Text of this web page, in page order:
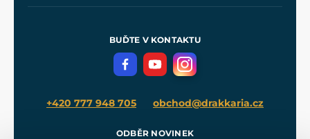
Meče pro Kingdom Come
BUĎTE V KONTAKTU
+420 777 948 705 obchod@drakkaria.cz
ODBĚR NOVINEK